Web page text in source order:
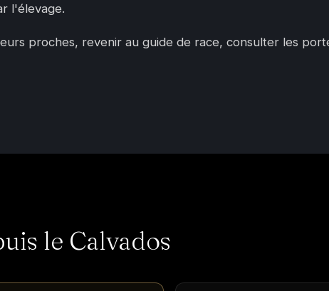
l'élevage.
proches, revenir au guide de race, consulter les
le Calvados